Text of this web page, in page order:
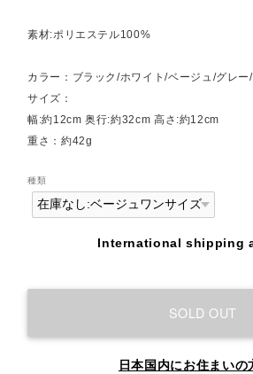
素材:ポリエステル100%
カラー：ブラック/ホワイト/ベージュ/グレー
サイズ：
幅:約12cm 奥行:約32cm 高さ:約12cm
重さ：約42g
種類
International shipping
SOLD OUT
日本国内にお住まいの